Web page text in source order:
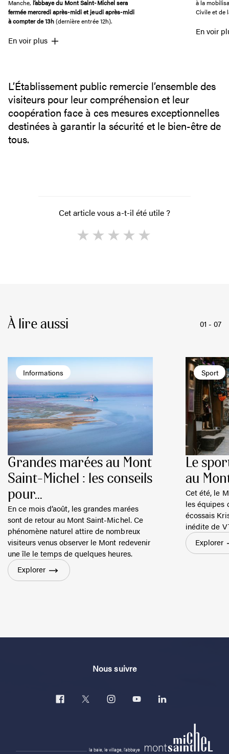
Manche, l’abbaye du Mont Saint-Michel sera
fermée mercredi après-midi et jeudi après-midi
à compter de 13h(dernière entrée 12h).
En voir plus
à la
Civile et de
En voir
L’Établissement public remercie l’ensemble des
visiteurs pour leur compréhension et leur
coopération face à ces mesures exceptionnelles
destinées à garantir la sécurité et le bien-être de
tous.
Cet article vous a-t-il été utile ?
4
3
2
1
À lire aussi
Informations
Grandes marées au Mont
Saint-Michel : les conseils
pour...
En ce mois d’août, les grandes marées
sont de retour au Mont Saint-Michel. Ce
phénomène naturel attire de nombreux
visiteurs venus observer le Mont redevenir
une île le temps de quelques heures.
Explorer
Sport
Le
au
Cet été, le
les équipes
écossais
inédite de
Explorer
01 - 07
Nous suivre
la baie, le village, l'abbaye